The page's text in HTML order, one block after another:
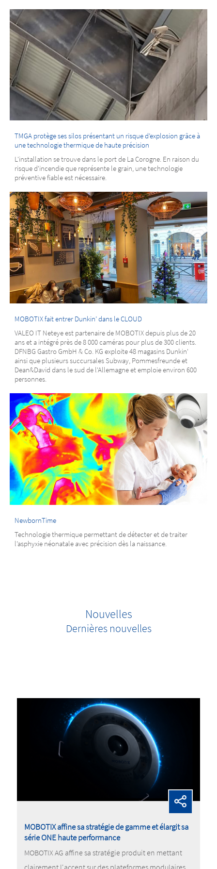
TMGA protège ses silos présentant un risque d’explosion grâce à
une technologie thermique de haute précision
L'installation se trouve dans le port de La Corogne. En raison du
risque d'incendie que représente le grain, une technologie
préventive fiable est nécessaire.
MOBOTIX fait entrer Dunkin’ dans le CLOUD
VALEO IT Neteye est partenaire de MOBOTIX depuis plus de 20
ans et a intégré près de 8 000 caméras pour plus de 300 clients.
DFNBG Gastro GmbH & Co. KG exploite 48 magasins Dunkin'
ainsi que plusieurs succursales Subway, Pommesfreunde et
Dean&David dans le sud de l'Allemagne et emploie environ 600
personnes.
NewbornTime
Technologie thermique permettant de détecter et de traiter
l’asphyxie néonatale avec précision dès la naissance.
Nouvelles
Dernières nouvelles
MOBOTIX affine sa stratégie de gamme et élargit sa
série ONE haute performance
MOBOTIX AG affine sa stratégie produit en mettant